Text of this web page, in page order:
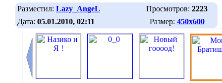
Разместил: Lazy_AngeL Просмотров: 2223
Дата: 05.01.2010, 02:11 Размер: 450х600